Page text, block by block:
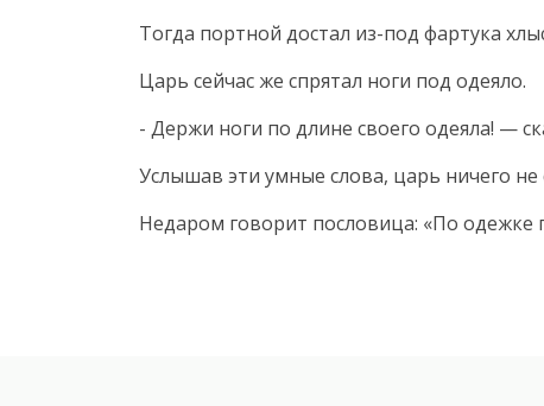
Тогда портной достал из-под фартука
Царь сейчас же спрятал ноги под одеяло.
- Держи ноги по длине своего одеяла! —
Услышав эти умные слова, царь ничего
Недаром говорит пословица: «По одежке